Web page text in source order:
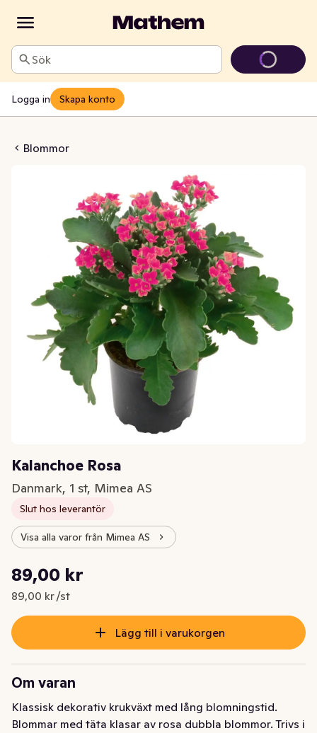
Sök
Logga in Skapa konto
Blommor
Rosa
Kalanchoe Rosa
Danmark, 1 st, Mimea AS
Slut hos leverantör
Visa alla varor från Mimea AS
Nuvarande pris är: 89,00 kr
89,00 kr
89,00 kr /st
Styckpris: 89,00 kr /st
Lägg till i varukorgen
Om varan
Klassisk dekorativ krukväxt med lång blomningstid.
Blommar med täta klasar av rosa dubbla blommor. Trivs i